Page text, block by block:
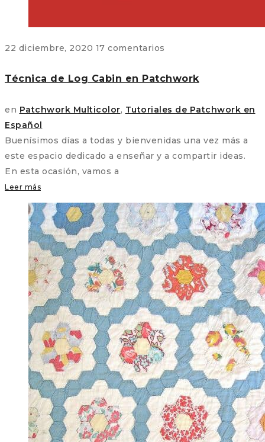
22 diciembre, 2020 17 comentarios
Técnica de Log Cabin en Patchwork
en Patchwork Multicolor, Tutoriales de Patchwork en
Español
Buenísimos días a todas y bienvenidas una vez más a
este espacio dedicado a enseñar y a compartir ideas.
En esta ocasión, vamos a
Leer más